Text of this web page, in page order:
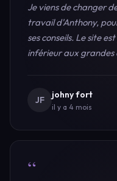
Je viens de changer
travail d'Anthony,
ses conseils. Le site
inférieur aux grandes
JF
johny fort
il y a 4 mois
“